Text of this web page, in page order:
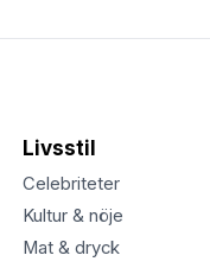
Livsstil
Celebriteter
Kultur & nöje
Mat & dryck